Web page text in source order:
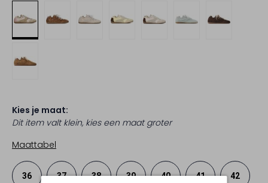
Kies je maat:
Dit item valt klein, kies een maat groter
Maattabel
36 37 38 39 40 41 42